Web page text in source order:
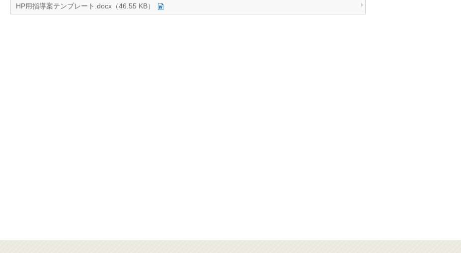
HP用指導案テンプレート.docx（46.55 KB）